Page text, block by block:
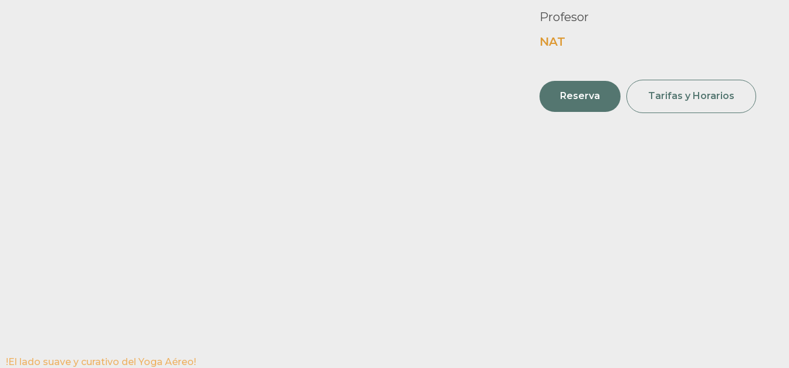
Profesor
NAT
Reserva Tarifas y Horarios
!El lado suave y curativo del Yoga Aéreo!